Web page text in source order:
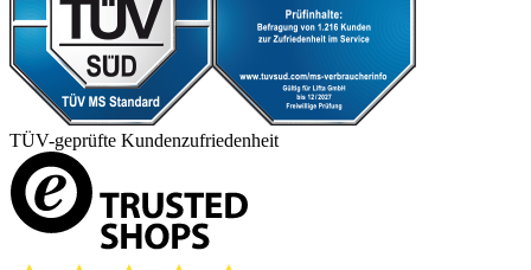
TÜV-geprüfte Kundenzufriedenheit